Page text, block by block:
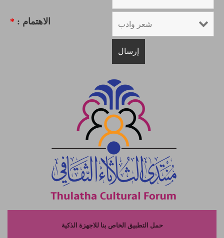
الاهتمام : *
حمل التطبيق الخاص بنا للاجهزة الذكية